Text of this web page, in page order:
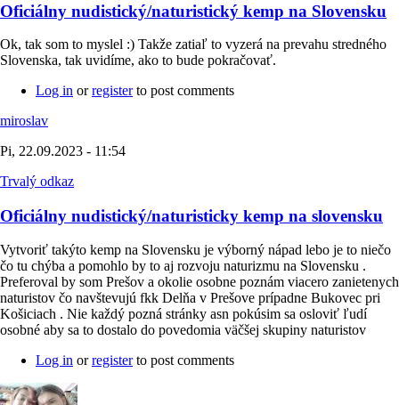
Oficiálny nudistický/naturistický kemp na Slovensku
Ok, tak som to myslel :) Takže zatiaľ to vyzerá na prevahu stredného
Slovenska, tak uvidíme, ako to bude pokračovať.
Log in orregisterto post comments
miroslav
Pi, 22.09.2023 - 11:54
Trvalý odkaz
Oficiálny nudistický/naturisticky kemp na slovensku
Vytvoriť takýto kemp na Slovensku je výborný nápad lebo je to niečo
čo tu chýba a pomohlo by to aj rozvoju naturizmu na Slovensku .
Preferoval by som Prešov a okolie osobne poznám viacero zanietenych
naturistov čo navštevujú fkk Delňa v Prešove prípadne Bukovec pri
Košiciach . Nie každý pozná stránky asn pokúsim sa osloviť ľudí
osobné aby sa to dostalo do povedomia väčšej skupiny naturistov
Log in orregisterto post comments